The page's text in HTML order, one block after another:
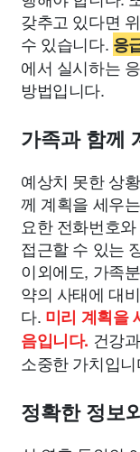
갖추고 있다면
수 있습니다. 응
에서 실시하는
방법입니다.
가족과 함께
예상치 못한 상
께 계획을 세우
요한 전화번호
접근할 수 있는
이외에도, 가족
약의 사태에 대
다. 미리 계획을
음입니다. 건강
소중한 가치입니
정확한 정보